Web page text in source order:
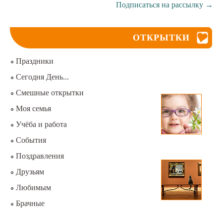
Подписаться на рассылку →
ОТКРЫТКИ
Праздники
Сегодня День...
Смешные открытки
Моя семья
Учёба и работа
События
Поздравления
Друзьям
Любимым
Брачные